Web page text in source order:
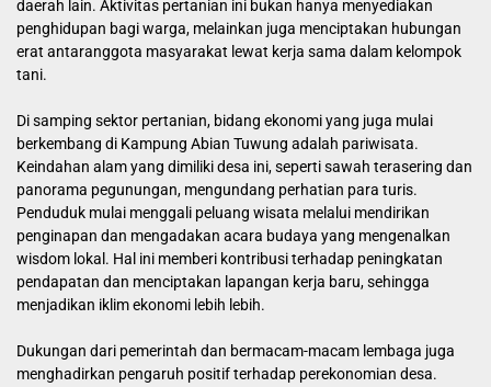
daerah lain. Aktivitas pertanian ini bukan hanya menyediakan
penghidupan bagi warga, melainkan juga menciptakan hubungan
erat antaranggota masyarakat lewat kerja sama dalam kelompok
tani.
Di samping sektor pertanian, bidang ekonomi yang juga mulai
berkembang di Kampung Abian Tuwung adalah pariwisata.
Keindahan alam yang dimiliki desa ini, seperti sawah terasering dan
panorama pegunungan, mengundang perhatian para turis.
Penduduk mulai menggali peluang wisata melalui mendirikan
penginapan dan mengadakan acara budaya yang mengenalkan
wisdom lokal. Hal ini memberi kontribusi terhadap peningkatan
pendapatan dan menciptakan lapangan kerja baru, sehingga
menjadikan iklim ekonomi lebih lebih.
Dukungan dari pemerintah dan bermacam-macam lembaga juga
menghadirkan pengaruh positif terhadap perekonomian desa.